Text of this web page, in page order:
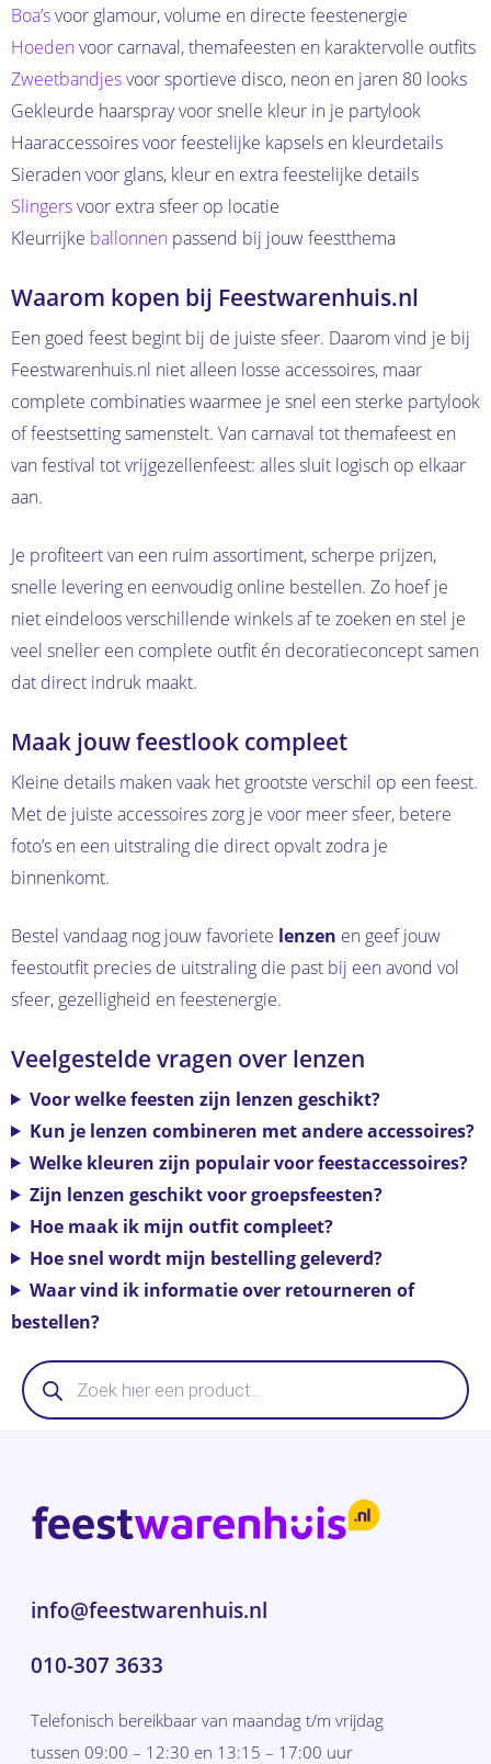
Boa’svoor glamour, volume en directe feestenergie
Hoedenvoor carnaval, themafeesten en karaktervolle outfits
Zweetbandjesvoor sportieve disco, neon en jaren 80 looks
Gekleurde haarspray voor snelle kleur in je partylook
Haaraccessoires voor feestelijke kapsels en kleurdetails
Sieraden voor glans, kleur en extra feestelijke details
Slingersvoor extra sfeer op locatie
Kleurrijke ballonnen passend bij jouw feestthema
Waarom kopen bij Feestwarenhuis.nl
Een goed feest begint bij de juiste sfeer. Daarom vind je bij
Feestwarenhuis.nl niet alleen losse accessoires, maar
complete combinaties waarmee je snel een sterke partylook
of feestsetting samenstelt. Van carnaval tot themafeest en
van festival tot vrijgezellenfeest: alles sluit logisch op elkaar
aan.
Je profiteert van een ruim assortiment, scherpe prijzen,
snelle levering en eenvoudig online bestellen. Zo hoef je
niet eindeloos verschillende winkels af te zoeken en stel je
veel sneller een complete outfit én decoratieconcept samen
dat direct indruk maakt.
Maak jouw feestlook compleet
Kleine details maken vaak het grootste verschil op een feest.
Met de juiste accessoires zorg je voor meer sfeer, betere
foto’s en een uitstraling die direct opvalt zodra je
binnenkomt.
Bestel vandaag nog jouw favoriete lenzen en geef jouw
feestoutfit precies de uitstraling die past bij een avond vol
sfeer, gezelligheid en feestenergie.
Veelgestelde vragen over lenzen
Voor welke feesten zijn lenzen geschikt?
Kun je lenzen combineren met andere accessoires?
Welke kleuren zijn populair voor feestaccessoires?
Zijn lenzen geschikt voor groepsfeesten?
Hoe maak ik mijn outfit compleet?
Hoe snel wordt mijn bestelling geleverd?
Waar vind ik informatie over retourneren of
bestellen?
Producten
zoeken
info@feestwarenhuis.nl
010-307 3633
Telefonisch bereikbaar van maandag t/m vrijdag
tussen 09:00 – 12:30 en 13:15 – 17:00 uur